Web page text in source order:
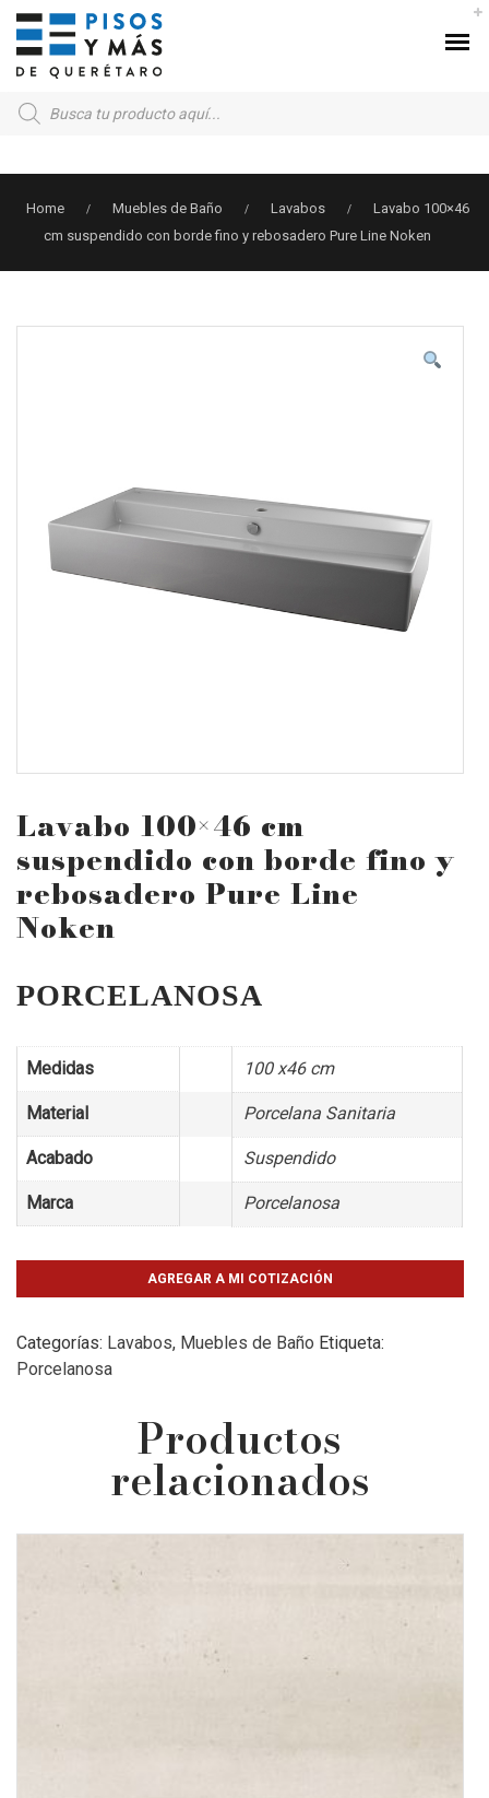
Products
search
Home / Muebles de Baño / Lavabos /
Lavabo 100×46
cm suspendido con borde fino y rebosadero Pure Line Noken
Lavabo 100×46 cm
suspendido con borde fino y
rebosadero Pure Line
Noken
PORCELANOSA
Medidas 100 x46 cm
Material Porcelana Sanitaria
Acabado Suspendido
Marca Porcelanosa
AGREGAR A MI COTIZACIÓN
Categorías: Lavabos, Muebles de Baño Etiqueta:
Porcelanosa
Productos
relacionados